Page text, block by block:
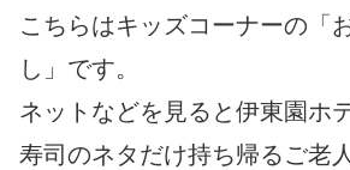
こちらはキッズコーナーの「
し」です。
ネットなどを見ると伊東園ホ
寿司のネタだけ持ち帰るご老